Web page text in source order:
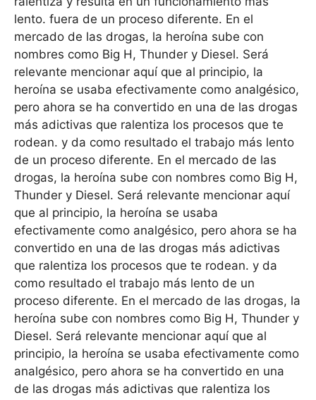
lento. fuera de un proceso diferente. En el
mercado de las drogas, la heroína sube con
nombres como Big H, Thunder y Diesel. Será
relevante mencionar aquí que al principio, la
heroína se usaba efectivamente como analgésico,
pero ahora se ha convertido en una de las drogas
más adictivas que ralentiza los procesos que te
rodean. y da como resultado el trabajo más lento
de un proceso diferente. En el mercado de las
drogas, la heroína sube con nombres como Big H,
Thunder y Diesel. Será relevante mencionar aquí
que al principio, la heroína se usaba
efectivamente como analgésico, pero ahora se ha
convertido en una de las drogas más adictivas
que ralentiza los procesos que te rodean. y da
como resultado el trabajo más lento de un
proceso diferente. En el mercado de las drogas, la
heroína sube con nombres como Big H, Thunder y
Diesel. Será relevante mencionar aquí que al
principio, la heroína se usaba efectivamente como
analgésico, pero ahora se ha convertido en una
de las drogas más adictivas que ralentiza los